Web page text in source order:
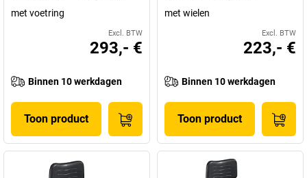
met voetring
Excl. BTW
293,- €
Binnen 10 werkdagen
Toon product
met wielen
Excl. BTW
223,- €
Binnen 10 werkdagen
Toon product